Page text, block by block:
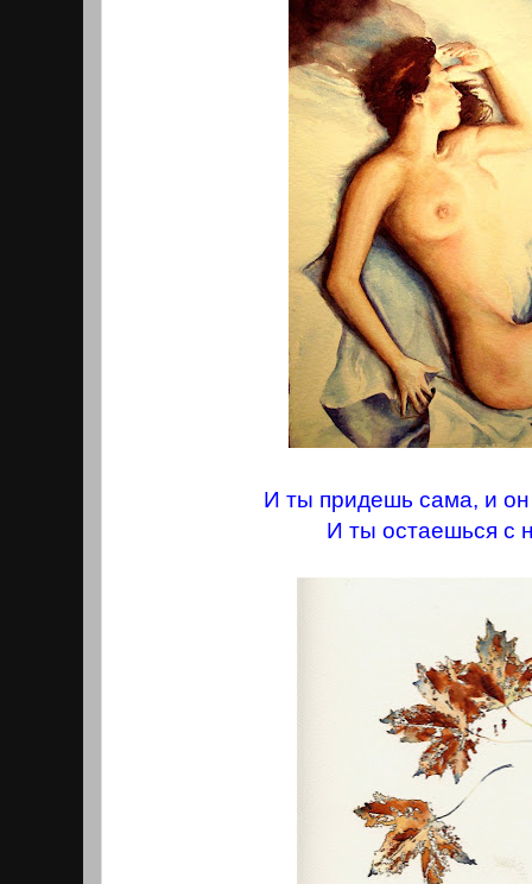
И ты придешь сама, и
И ты остаешься с